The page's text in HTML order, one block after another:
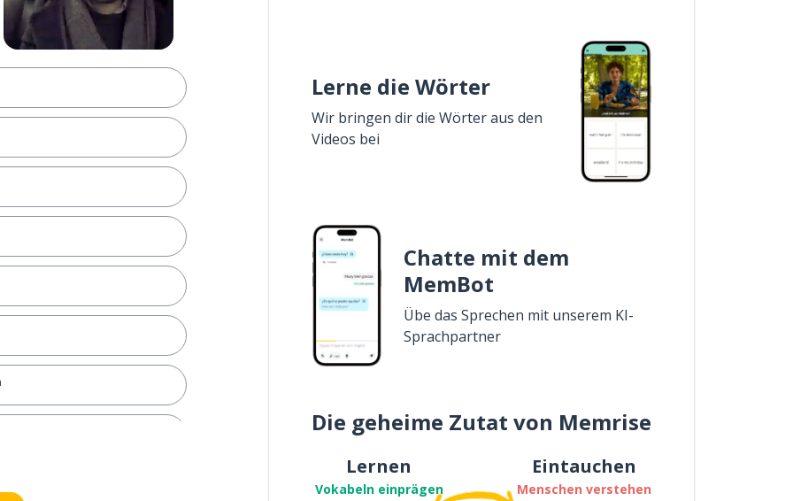
Lerne die Wörter
Wir bringen dir die Wörter aus den
Videos bei
Chatte mit dem
MemBot
Übe das Sprechen mit unserem KI-
Sprachpartner
Die geheime Zutat von Memrise
Lernen
Vokabeln einprägen
Eintauchen
Menschen verstehen